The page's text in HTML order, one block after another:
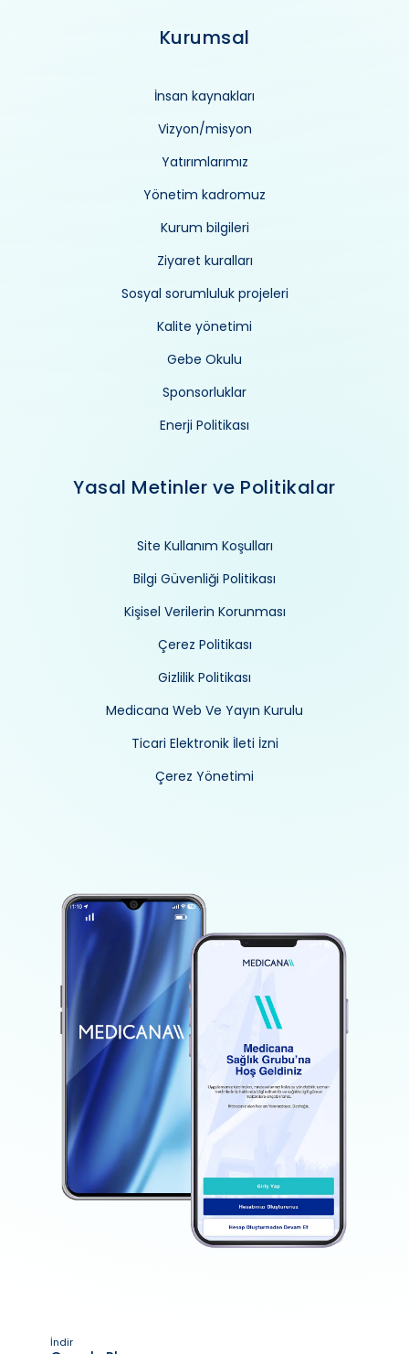
Kurumsal
İnsan kaynakları
Vizyon/misyon
Yatırımlarımız
Yönetim kadromuz
Kurum bilgileri
Ziyaret kuralları
Sosyal sorumluluk projeleri
Kalite yönetimi
Gebe Okulu
Sponsorluklar
Enerji Politikası
Yasal Metinler ve Politikalar
Site Kullanım Koşulları
Bilgi Güvenliği Politikası
Kişisel Verilerin Korunması
Çerez Politikası
Gizlilik Politikası
Medicana Web Ve Yayın Kurulu
Ticari Elektronik İleti İzni
Çerez Yönetimi
İndir